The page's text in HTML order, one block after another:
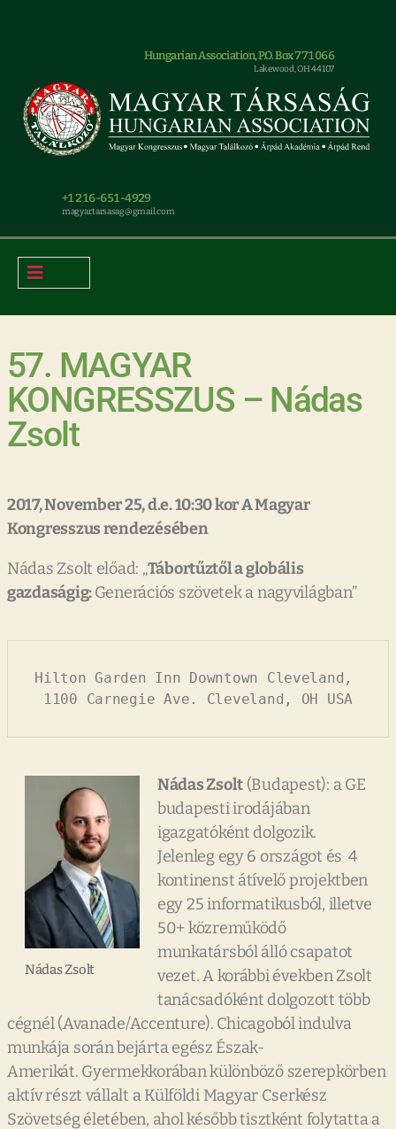
Hungarian Association, P.O. Box 771066
Lakewood, OH 44107
+1 216-651-4929
magyar.tarsasag@gmail.com
57. MAGYAR
KONGRESSZUS – Nádas
Zsolt
2017, November 25, d.e. 10:30 kor A Magyar
Kongresszus rendezésében
Nádas Zsolt előad: „Tábortűztől a globális
gazdaságig:Generációs szövetek a nagyvilágban”
Hilton Garden Inn Downtown Cleveland,
1100 Carnegie Ave. Cleveland, OH USA
Nádas Zsolt
Nádas Zsolt (Budapest): a GE
budapesti irodájában
igazgatóként dolgozik.
Jelenleg egy 6 országot és 4
kontinenst átívelő projektben
egy 25 informatikusból, illetve
50+ közreműködő
munkatársból álló csapatot
vezet. A korábbi években Zsolt
tanácsadóként dolgozott több
cégnél (Avanade/Accenture). Chicagoból indulva
munkája során bejárta egész Észak-
Amerikát. Gyermekkorában különböző szerepkörben
aktív részt vállalt a Külföldi Magyar Cserkész
Szövetség életében, ahol később tisztként folytatta a